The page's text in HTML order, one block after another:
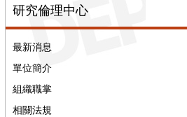
研究倫理中心
最新消息
單位簡介
組織職掌
相關法規